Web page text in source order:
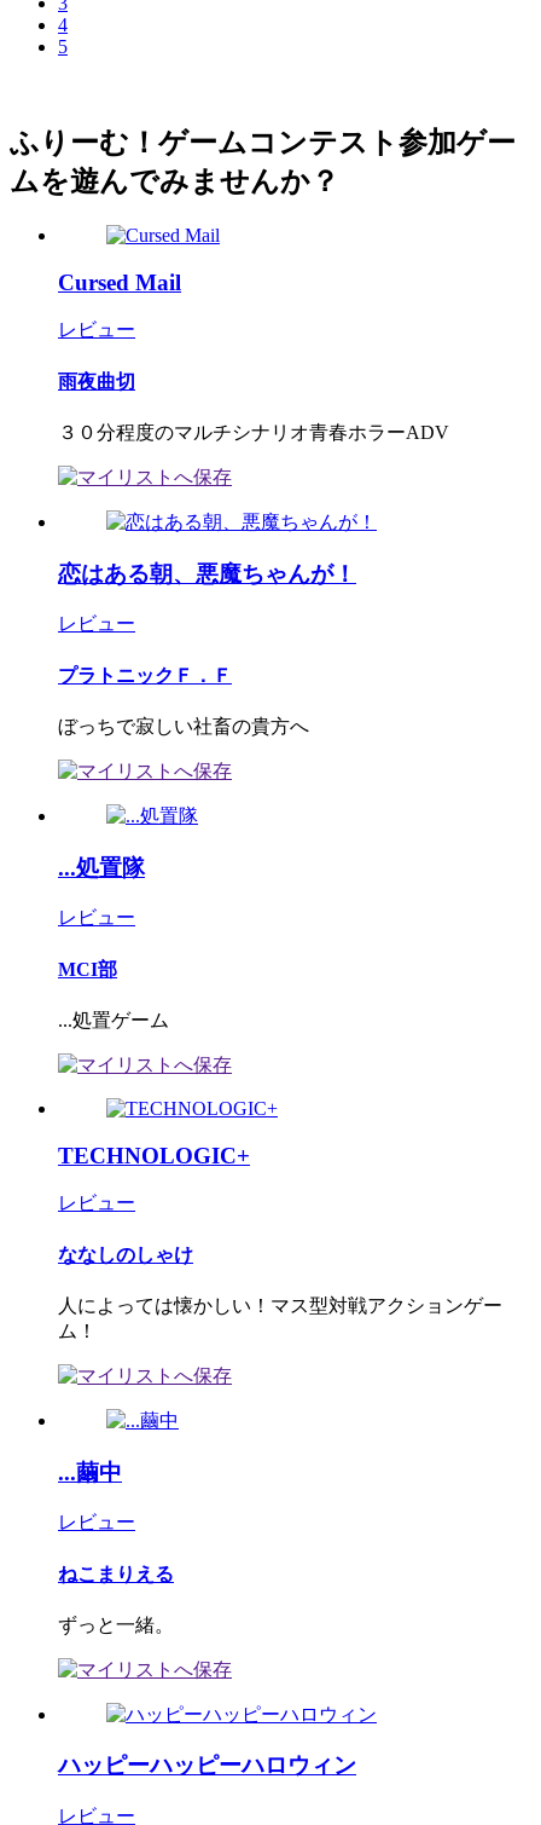
4
5
ふりーむ！ゲームコンテスト参加ゲー
ムを遊んでみませんか？
Cursed Mail
レビュー
雨夜曲切
３０分程度のマルチシナリオ青春ホラーADV
恋はある朝、悪魔ちゃんが！
レビュー
プラトニックＦ．Ｆ
ぼっちで寂しい社畜の貴方へ
...処置隊
レビュー
MCI部
...処置ゲーム
TECHNOLOGIC+
レビュー
ななしのしゃけ
人によっては懐かしい！マス型対戦アクションゲー
ム！
...繭中
レビュー
ねこまりえる
ずっと一緒。
ハッピーハッピーハロウィン
レビュー